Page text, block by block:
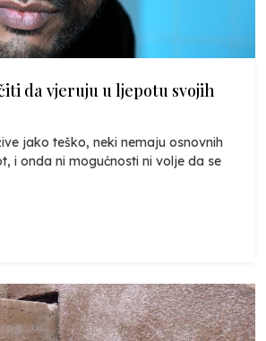
da vjeruju u ljepotu svojih
jako teško, neki nemaju osnovnih
i onda ni mogućnosti ni volje da se